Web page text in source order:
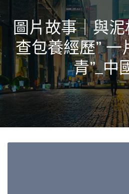
圖片故事｜與泥
查包養經歷” 一
青”_中